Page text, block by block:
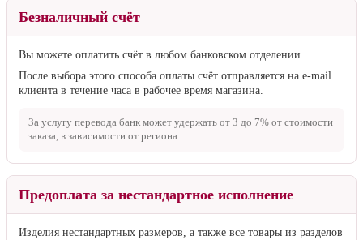
Безналичный счёт
Вы можете оплатить счёт в любом банковском отделении.
После выбора этого способа оплаты счёт отправляется на e-mail
клиента в течение часа в рабочее время магазина.
За услугу перевода банк может удержать от 3 до 7% от стоимости
заказа, в зависимости от региона.
Предоплата за нестандартное исполнение
Изделия нестандартных размеров, а также все товары из разделов